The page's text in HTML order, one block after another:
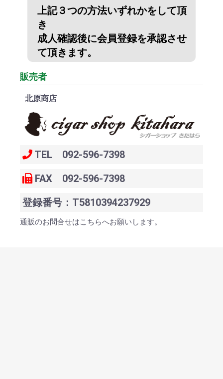
上記３つの方法いずれかをして頂
き
成人確認後に会員登録を承認させ
て頂きます。
販売者
北原商店
TEL 092-596-7398
FAX 092-596-7398
登録番号：T5810394237929
通販のお問合せはこちらへお願いします。